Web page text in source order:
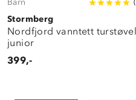
Barn (
Stormberg
Nordfjord vanntett turstøvel
junior
399,-